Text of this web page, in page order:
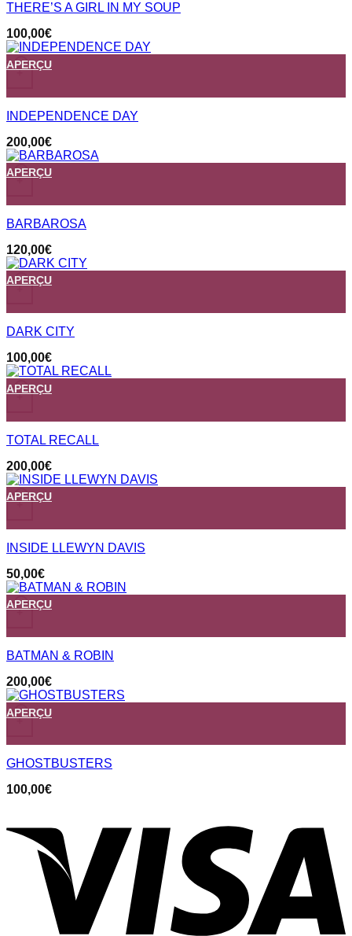
THERE’S A GIRL IN MY SOUP
100,00€
+
APERÇU
INDEPENDENCE DAY
200,00€
+
APERÇU
BARBAROSA
120,00€
+
APERÇU
DARK CITY
100,00€
+
APERÇU
TOTAL RECALL
200,00€
+
APERÇU
INSIDE LLEWYN DAVIS
50,00€
+
APERÇU
BATMAN & ROBIN
200,00€
+
APERÇU
GHOSTBUSTERS
100,00€